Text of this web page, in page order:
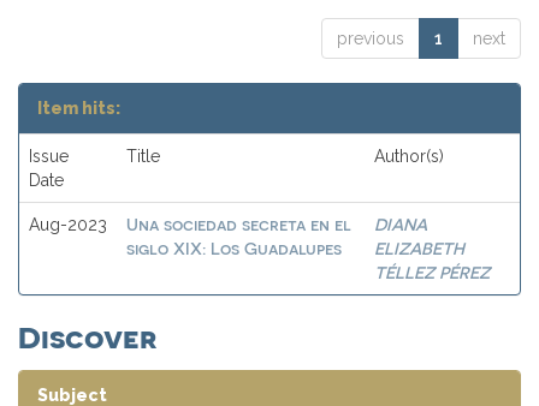
previous 1 next
Item hits:
Issue
Date
Title Author(s)
Aug-2023
Una sociedad secreta en el
siglo XIX: Los Guadalupes
DIANA
ELIZABETH
TÉLLEZ PÉREZ
Discover
Subject